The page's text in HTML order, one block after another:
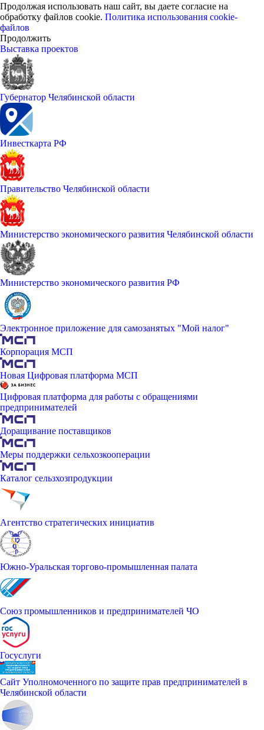
Продолжая использовать наш сайт, вы даете согласие на
обработку файлов cookie. Политика использования cookie-
файлов
Продолжить
Выставка проектов
Губернатор Челябинской области
Инвесткарта РФ
Правительство Челябинской области
Министерство экономического развития Челябинской области
Министерство экономического развития РФ
Электронное приложение для самозанятых "Мой налог"
Корпорация МСП
Новая Цифровая платформа МСП
Цифровая платформа для работы с обращениями
предпринимателей
Доращивание поставщиков
Меры поддержки сельхозкооперации
Каталог сельзхозпродукции
Агентство стратегических инициатив
Южно-Уральская торгово-промышленная палата
Союз промышленников и предпринимателей ЧО
Госуслуги
Сайт Уполномоченного по защите прав предпринимателей в
Челябинской области